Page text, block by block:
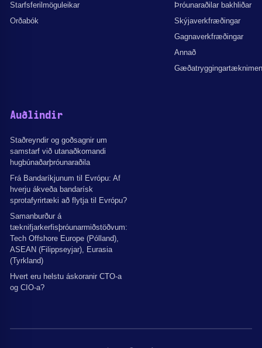
Starfsferilmöguleikar
Orðabók
Þróunaraðilar bakhliðar
Skýjaverkfræðingar
Gagnaverkfræðingar
Annað
Auðlindir
Staðreyndir og goðsagnir um
samstarf við utanaðkomandi
hugbúnaðarþróunaraðila
Frá Bandaríkjunum til Evrópu: Af
hverju ákveða bandarísk
sprotafyrirtæki að flytja til Evrópu?
Samanburður á
tæknifjarkerfisþróunarmiðstöðvum:
Tech Offshore Europe (Pólland),
ASEAN (Filippseyjar), Eurasia
(Tyrkland)
Hvert eru helstu áskoranir CTO-a
og CIO-a?